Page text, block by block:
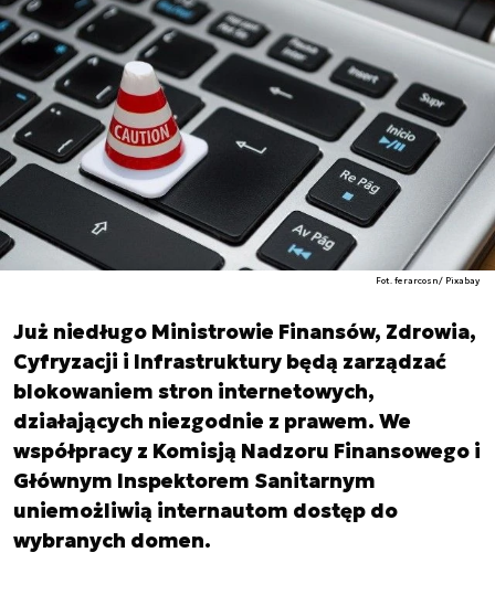
Fot. ferarcosn/ Pixabay
Już niedługo Ministrowie Finansów, Zdrowia,
Cyfryzacji i Infrastruktury będą zarządzać
blokowaniem stron internetowych,
działających niezgodnie z prawem. We
współpracy z Komisją Nadzoru Finansowego i
Głównym Inspektorem Sanitarnym
uniemożliwią internautom dostęp do
wybranych domen.